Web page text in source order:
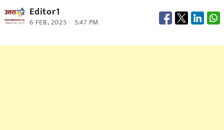
Editor1
6 FEB, 2025 5:47 PM